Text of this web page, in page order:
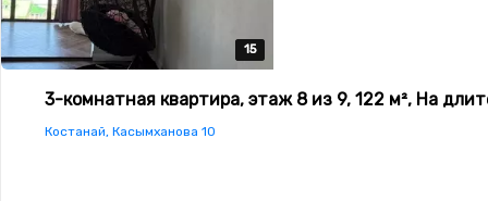
15
15
15
15
15
3-комнатная квартира, этаж 8 из 9, 122 м², На
Костанай, Касымханова 10